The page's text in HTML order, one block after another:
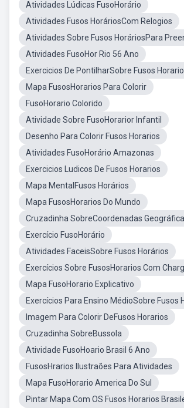
Atividades Lúdicas FusoHorário
Atividades Fusos HoráriosCom Relogios
Atividades Sobre Fusos HoráriosPara
Atividades FusoHor Rio 56 Ano
Exercicios De PontilharSobre Fusos
Mapa FusosHorarios Para Colorir
FusoHorario Colorido
Atividade Sobre FusoHorarior Infantil
Desenho Para Colorir Fusos Horarios
Atividades FusoHorário Amazonas
Exercicios Ludicos De Fusos Horarios
Mapa MentalFusos Horários
Mapa FusosHorarios Do Mundo
Cruzadinha SobreCoordenadas
Exercício FusoHorário
Atividades FaceisSobre Fusos Horários
Exercícios Sobre FusosHorarios Com
Mapa FusoHorario Explicativo
Exercícios Para Ensino MédioSobre Fusos
Imagem Para Colorir DeFusos Horarios
Cruzadinha SobreBussola
Atividade FusoHoario Brasil 6 Ano
FusosHrarios Ilustraões Para Atividades
Mapa FusoHorario America Do Sul
Pintar Mapa Com OS Fusos Horarios